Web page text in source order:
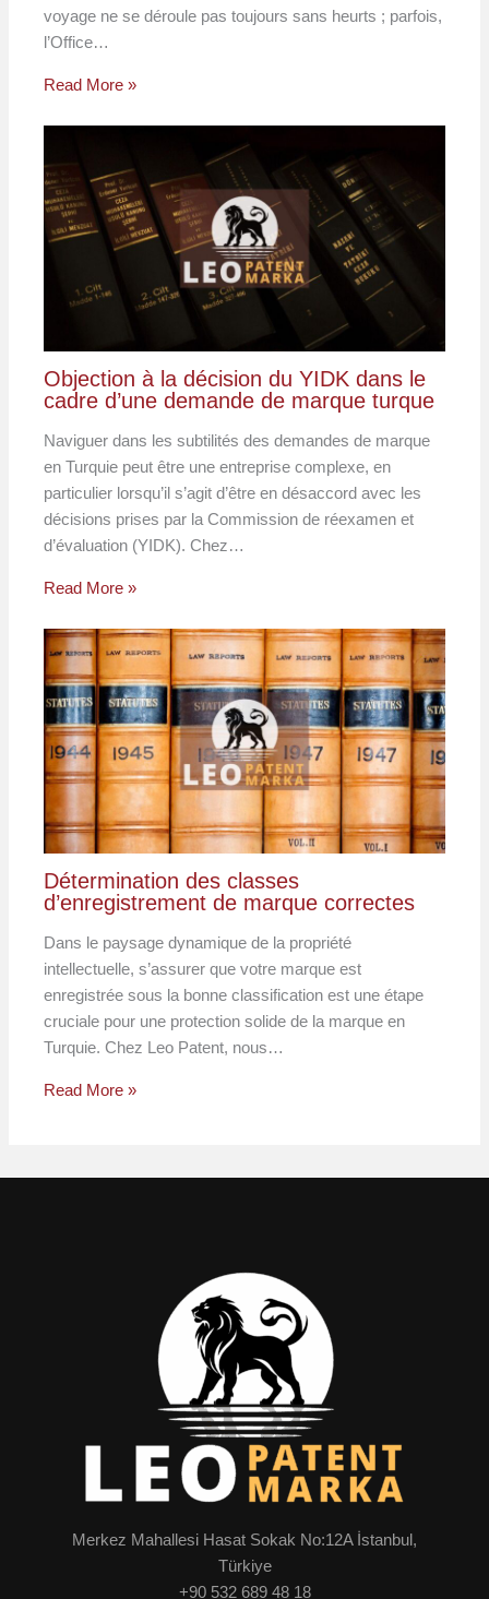
voyage ne se déroule pas toujours sans heurts ; parfois,
l’Office…
Read More »
Objection à la décision du YIDK dans le
cadre d’une demande de marque turque
Naviguer dans les subtilités des demandes de marque
en Turquie peut être une entreprise complexe, en
particulier lorsqu’il s’agit d’être en désaccord avec les
décisions prises par la Commission de réexamen et
d’évaluation (YIDK). Chez…
Read More »
Détermination des classes
d’enregistrement de marque correctes
Dans le paysage dynamique de la propriété
intellectuelle, s’assurer que votre marque est
enregistrée sous la bonne classification est une étape
cruciale pour une protection solide de la marque en
Turquie. Chez Leo Patent, nous…
Read More »
Merkez Mahallesi Hasat Sokak No:12A İstanbul,
Türkiye
+90 532 689 48 18